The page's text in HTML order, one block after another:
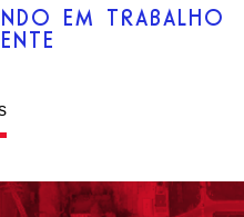
EM TRABALHO